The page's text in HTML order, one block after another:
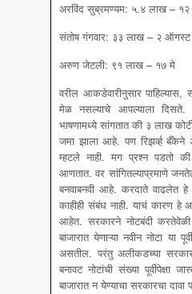
अरविंद सुब्रमण्यम: ५.४ लाख –
संतोष गंगवार: ३३ लाख – २ ऑगस्ट
अरुण जेटली: ९१ लाख – १७ मे
वरील आकडेवारीनुसार पाहिल्यास,
मेळ नसल्याचे आपल्याला
भाषणामध्ये सांगतात की ३ लाख
जमा झाला आहे. पण रिझर्व्ह
म्हटले नाही. मग प्रश्न पडतो
आणतात. वर सांगितल्याप्रमाणे
बनवाबनवी आहे. करदाते वाढलेत
काहीही संबंध नाही. याचं कारण हे
आहेत. सरकारने नोटबंदी
बाजारात येणाऱ्या नवीन नोटा या
असतील. परंतु अलीकडच्या
बनावट नोटांची संख्या पूर्वीपेक्षा
बाजारात न येण्याचा सरकारचा